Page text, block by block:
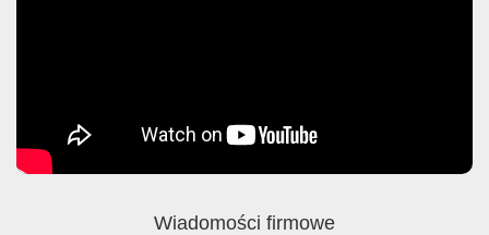
Wiadomości firmowe